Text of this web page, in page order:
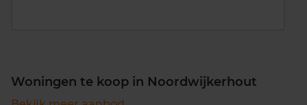
Woningen te koop in Noordwijkerhout